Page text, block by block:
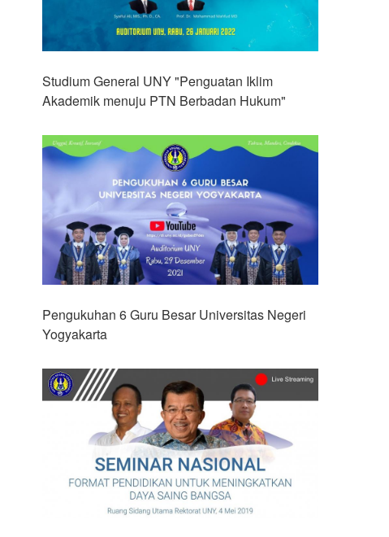
Studium General UNY "Penguatan Iklim
Akademik menuju PTN Berbadan Hukum"
Pengukuhan 6 Guru Besar Universitas Negeri
Yogyakarta